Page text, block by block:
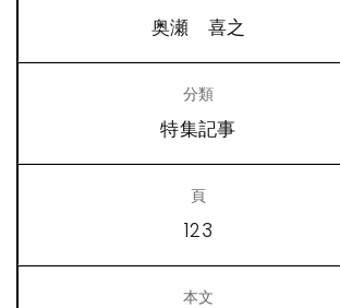
奥瀬 喜之
特集記事
123